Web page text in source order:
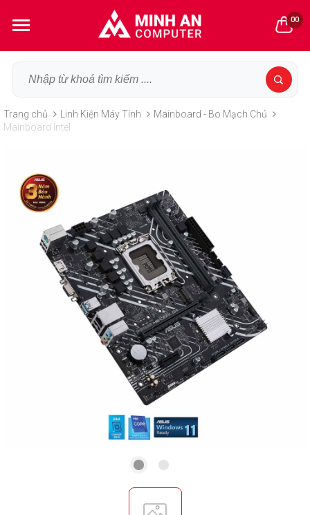
00
Trang chủ Linh Kiện Máy Tính
Mainboard - Bo Mạch Chủ
Mainboard Intel